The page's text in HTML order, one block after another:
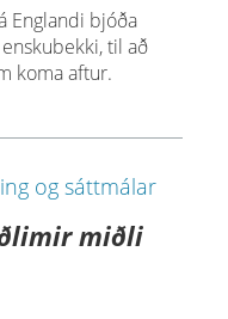
Englandi bjóða
til að
koma aftur.
miðli